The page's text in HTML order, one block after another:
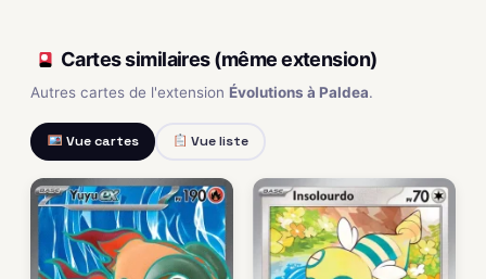
Cartes similaires (même extension)
Autres cartes de l'extension Évolutions à Paldea.
Vue cartes Vue liste